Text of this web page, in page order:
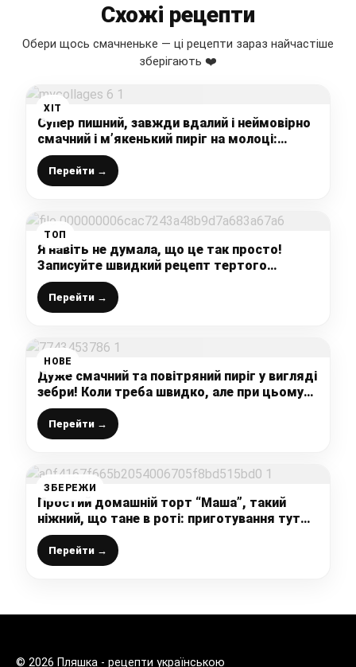
Схожі рецепти
Обери щось смачненьке — ці рецепти зараз найчастіше
зберігають ❤️
ХІТ
Супер пишний, завжди вдалий і неймовірно
смачний і м’якенький пиріг на молоці:
інгредієнти для нього завжди є вдома,
випічка “на швидку руку”
Перейти →
ТОП
Я навіть не думала, що це так просто!
Записуйте швидкий рецепт тертого
шоколадного СИРНИКА! Це дуже смачно!
Перейти →
НОВЕ
Дуже смачний та повітряний пиріг у вигляді
зебри! Коли треба швидко, але при цьому
дуже смачно!
Перейти →
ЗБЕРЕЖИ
Простий домашній торт “Маша”, такий
ніжний, що тане в роті: приготування тут
просте і інгредієнти лише доступні
Перейти →
© 2026 Пляшка - рецепти українською